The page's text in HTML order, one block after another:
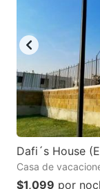
Dafi´s House
Casa de
$1,099 por